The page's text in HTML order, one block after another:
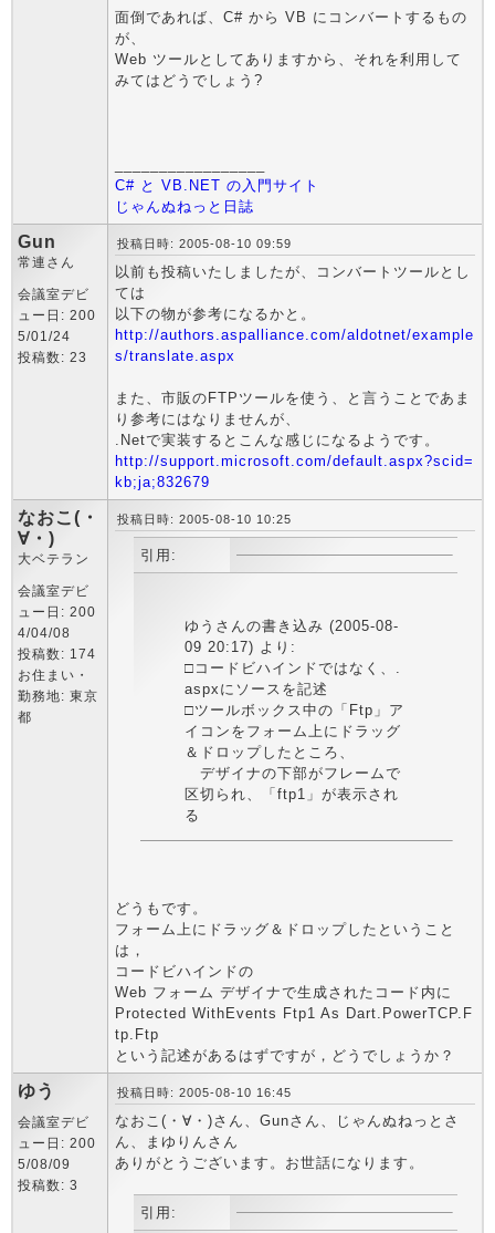
面倒であれば、C# から VB にコンバートするもの
が、
Web ツールとしてありますから、それを利用して
みてはどうでしょう?
C# と VB.NET の入門サイト
じゃんぬねっと日誌
Gun
常連さん
会議室デビ
ュー日: 200
5/01/24
投稿数: 23
投稿日時: 2005-08-10 09:59
以前も投稿いたしましたが、コンバートツールとし
ては
以下の物が参考になるかと。
http://authors.aspalliance.com/aldotnet/example
s/translate.aspx
また、市販のFTPツールを使う、と言うことであま
り参考にはなりませんが、
.Netで実装するとこんな感じになるようです。
http://support.microsoft.com/default.aspx?scid=
kb;ja;832679
なおこ(・
∀・)
大ベテラン
会議室デビ
ュー日: 200
4/04/08
投稿数: 174
お住まい・
勤務地: 東京
都
投稿日時: 2005-08-10 10:25
引用:
ゆうさんの書き込み (2005-08-
09 20:17) より:
□コードビハインドではなく、.
aspxにソースを記述
□ツールボックス中の「Ftp」ア
イコンをフォーム上にドラッグ
＆ドロップしたところ、
デザイナの下部がフレームで
区切られ、「ftp1」が表示され
る
どうもです。
フォーム上にドラッグ＆ドロップしたということ
は，
コードビハインドの
Web フォーム デザイナで生成されたコード内に
Protected WithEvents Ftp1 As Dart.PowerTCP.F
tp.Ftp
という記述があるはずですが，どうでしょうか？
ゆう
会議室デビ
ュー日: 200
5/08/09
投稿数: 3
投稿日時: 2005-08-10 16:45
なおこ(・∀・)さん、Gunさん、じゃんぬねっとさ
ん、まゆりんさん
ありがとうございます。お世話になります。
引用: